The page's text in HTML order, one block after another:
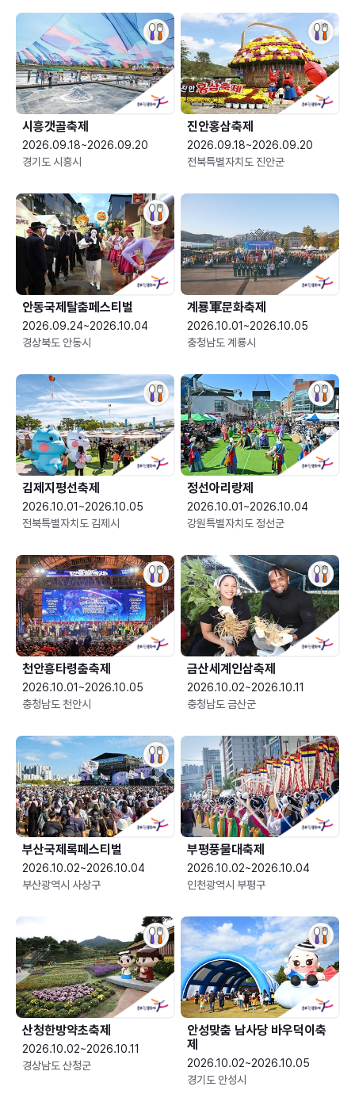
시흥갯골축제
2026.09.18~2026.09.20
경기도 시흥시
진안홍삼축제
2026.09.18~2026.09.20
전북특별자치도 진안군
안동국제탈춤페스티벌
2026.09.24~2026.10.04
경상북도 안동시
2026.10.01~2026.10.05
충청남도 계룡시
김제지평선축제
2026.10.01~2026.10.05
전북특별자치도 김제시
정선아리랑제
2026.10.01~2026.10.04
강원특별자치도 정선군
천안흥타령춤축제
2026.10.01~2026.10.05
충청남도 천안시
금산세계인삼축제
2026.10.02~2026.10.11
충청남도 금산군
부산국제록페스티벌
2026.10.02~2026.10.04
부산광역시 사상구
부평풍물대축제
2026.10.02~2026.10.04
인천광역시 부평구
산청한방약초축제
2026.10.02~2026.10.11
경상남도 산청군
안성맞춤 남사당 바우덕이축
제
2026.10.02~2026.10.05
경기도 안성시